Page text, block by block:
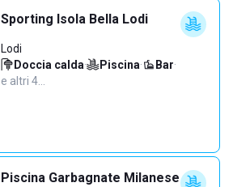
Sporting Isola Bella Lodi
Lodi
Doccia calda· Piscina· Bar·
e altri 4…
Piscina Garbagnate Milanese